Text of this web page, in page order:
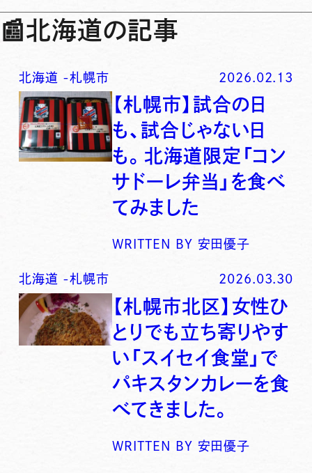
📰北海道の記事
北海道 -札幌市 2026.02.13
【札幌市】試合の日
も、試合じゃない日
も。北海道限定「コン
サドーレ弁当」を食べ
てみました
WRITTEN BY 安田優子
北海道 -札幌市 2026.03.30
【札幌市北区】女性ひ
とりでも立ち寄りやす
い「スイセイ食堂」で
パキスタンカレーを食
べてきました。
WRITTEN BY 安田優子